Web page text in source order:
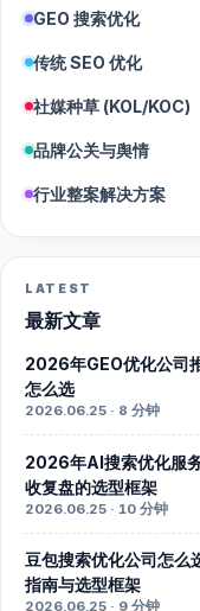
GEO 搜索优化
传统 SEO 优化
社媒种草 (KOL/KOC)
品牌公关与舆情
行业整案解决方案
LATEST
最新文章
2026年GEO优化公司
怎么选
2026.06.25 · 8 分钟
2026年AI搜索优化服
收复盘的选型框架
2026.06.25 · 10 分钟
豆包搜索优化公司怎
指南与选型框架
2026.06.25 · 9 分钟